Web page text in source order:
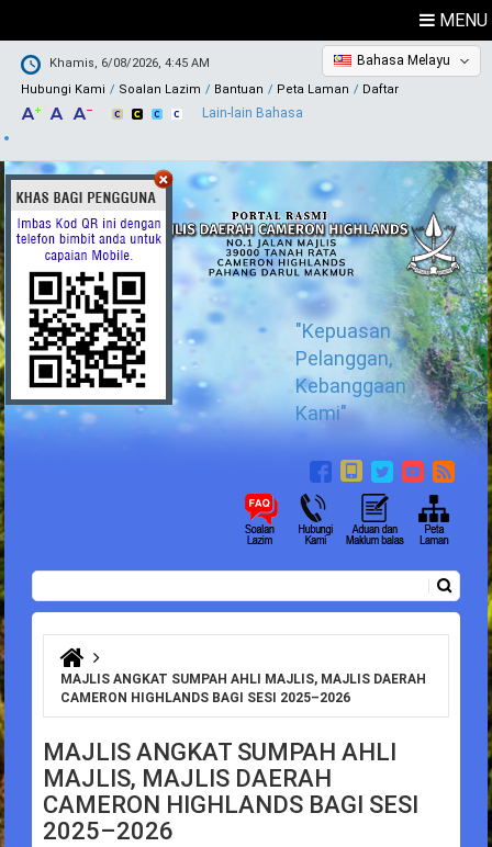
MENU
Khamis, 6/08/2026, 4:45 AM
Hubungi Kami
Soalan Lazim Bantuan Peta Laman Daftar
Bahasa Melayu
Lain-lain Bahasa
"Kepuasan
Pelanggan,
Kebanggaan
Kami"
Borang carian
Anda di sini
MAJLIS ANGKAT SUMPAH AHLI MAJLIS, MAJLIS DAERAH
CAMERON HIGHLANDS BAGI SESI 2025–2026
MAJLIS ANGKAT SUMPAH AHLI
MAJLIS, MAJLIS DAERAH
CAMERON HIGHLANDS BAGI SESI
2025–2026